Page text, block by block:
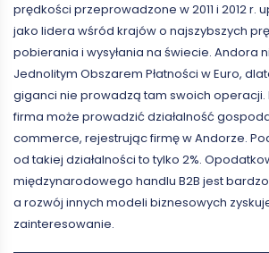
prędkości przeprowadzone w 2011 i 2012 r.
jako lidera wśród krajów o najszybszych
pobierania i wysyłania na świecie. Andora
Jednolitym Obszarem Płatności w Euro,
giganci nie prowadzą tam swoich operacji.
firma może prowadzić działalność
commerce, rejestrując firmę w Andorze.
od takiej działalności to tylko 2%.
międzynarodowego handlu B2B jest
a rozwój innych modeli biznesowych
zainteresowanie.